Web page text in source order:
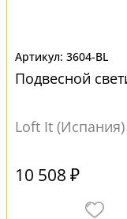
3604-BL
Подвесной
Loft It (Испания)
10 508 ₽